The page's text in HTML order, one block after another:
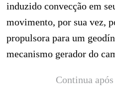
induzido convecção em
movimento, por sua vez,
propulsora para um
mecanismo gerador do
Continua